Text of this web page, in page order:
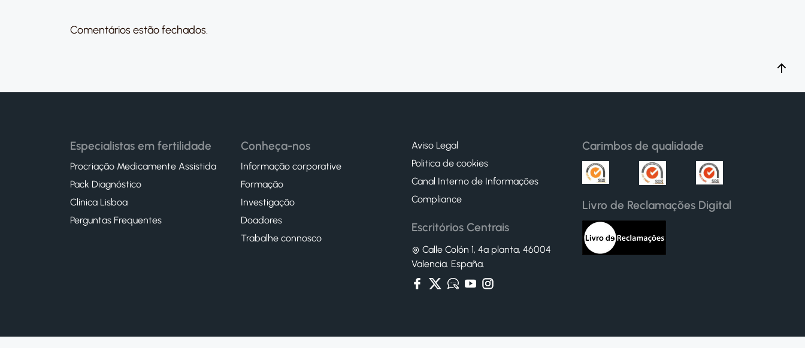
Comentários estão fechados.
Especialistas em fertilidade
Procriação Medicamente Assistida
Pack Diagnóstico
Clínica Lisboa
Perguntas Frequentes
Conheça-nos
Informação corporative
Formação
Investigação
Doadores
Trabalhe connosco
Aviso Legal
Politica de cookies
Canal Interno de Informações
Compliance
Escritórios Centrais
Calle Colón 1, 4ª planta, 46004
Valencia. España.
Carimbos de qualidade
Livro de Reclamações Digital